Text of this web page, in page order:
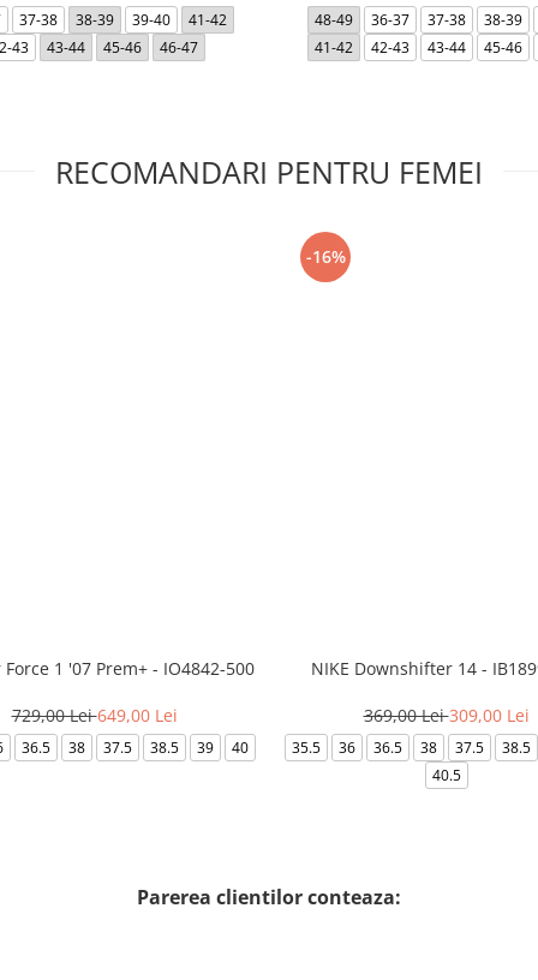
37-38 38-39 39-40
41-42
43
43-44 45-46 46-47
48-49 36-37 37-38
38-39
41-42
42-43 43-44 45-46
RECOMANDARI PENTRU FEMEI
Force 1 '07 Prem+ - IO4842-500
729,00 Lei649,00 Lei
36.5 38 37.5 38.5 39 40
-16%
NIKE Downshifter 14 -
369,00 Lei309,00 Lei
35.5 36 36.5 38 37.5
38.5
40.5
Parerea clientilor conteaza: